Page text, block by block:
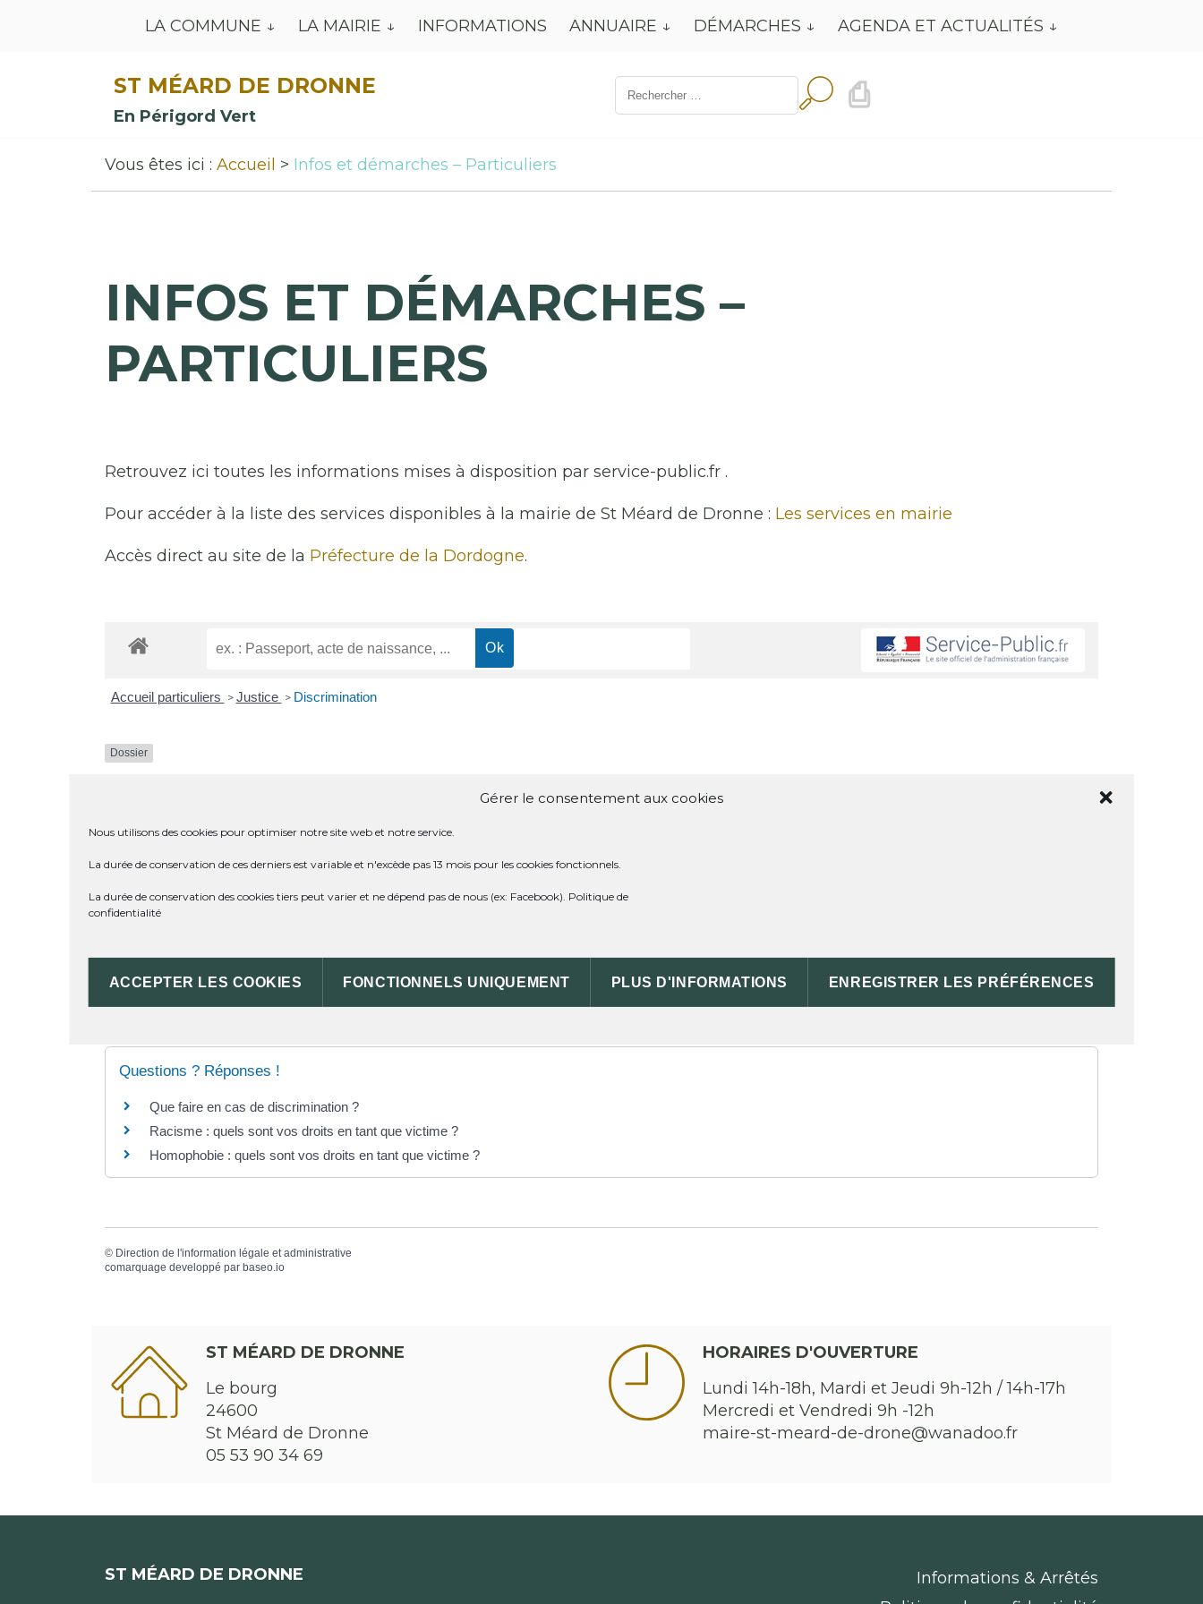
Gérer le consentement aux cookies
Nous utilisons des cookies pour optimiser notre site web et notre service.
La durée de conservation de ces derniers est variable et n'excède pas 13 mois pour les cookies fonctionnels.
La durée de conservation des cookies tiers peut varier et ne dépend pas de nous (ex: Facebook). Politique de
confidentialité
ACCEPTER LES COOKIES FONCTIONNELS UNIQUEMENT PLUS D'INFORMATIONS ENREGISTRER LES PRÉFÉRENCES
LA COMMUNE LA MAIRIE INFORMATIONS ANNUAIRE DÉMARCHES AGENDA ET ACTUALITÉS
ST MÉARD DE DRONNE
En Périgord Vert
Résultat
de
⎙
Vous êtes ici : Accueil Infos et démarches – Particuliers
INFOS ET DÉMARCHES –
PARTICULIERS
Retrouvez ici toutes les informations mises à disposition par service-public.fr .
Pour accéder à la liste des services disponibles à la mairie de St Méard de Dronne : Les services en mairie
Accès direct au site de la Préfecture de la Dordogne.
Accueil particuliers > Justice > Discrimination
Dossier
Discrimination au travail
Discrimination à la location
SERVICES EN LIGNE ET FORMULAIRES
Questions ? Réponses !
Que faire en cas de discrimination ?
Racisme : quels sont vos droits en tant que victime ?
Homophobie : quels sont vos droits en tant que victime ?
© Direction de l'information légale et administrative
comarquage developpé par baseo.io
ST MÉARD DE DRONNE
Le bourg
24600
St Méard de Dronne
05 53 90 34 69
HORAIRES D'OUVERTURE
Lundi 14h-18h, Mardi et Jeudi 9h-12h / 14h-17h
Mercredi et Vendredi 9h -12h
maire-st-meard-de-drone@wanadoo.fr
ST MÉARD DE DRONNE
Informations & Arrêtés